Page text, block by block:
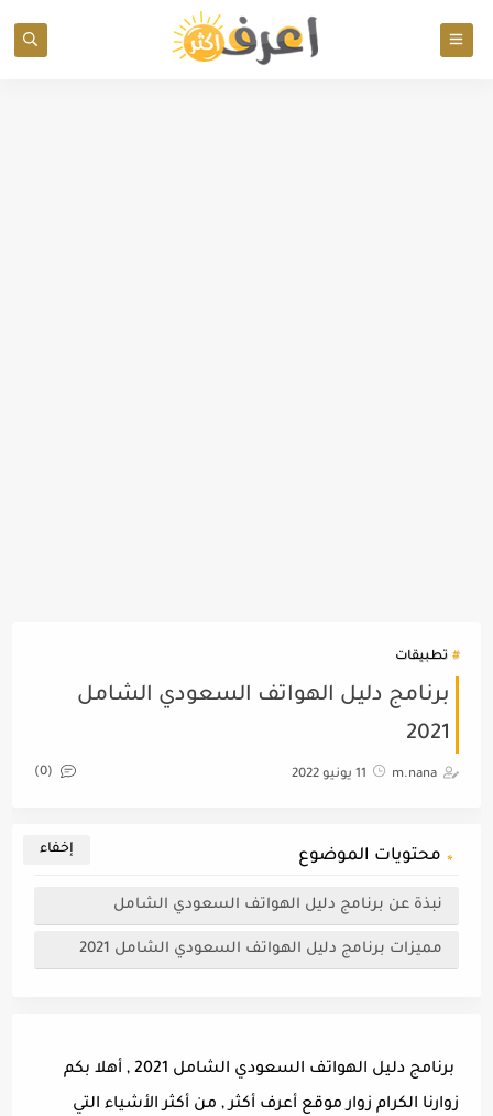
تطبيقات
برنامج دليل الهواتف السعودي الشامل
2021
m.nana 11 يونيو 2022 (0)
محتويات الموضوع
نبذة عن برنامج دليل الهواتف السعودي الشامل
مميزات برنامج دليل الهواتف السعودي الشامل 2021
برنامج دليل الهواتف السعودي الشامل 2021 , أهلا بكم
زوارنا الكرام زوار موقع أعرف أكثر , من أكثر الأشياء التي